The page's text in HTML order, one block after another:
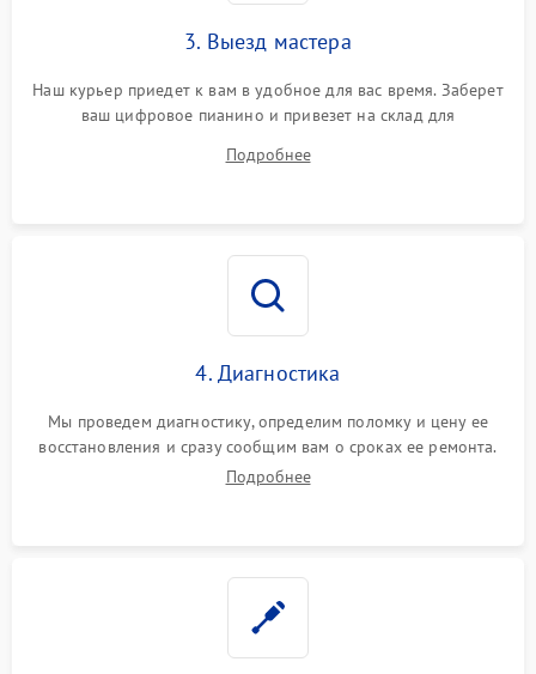
3. Выезд мастера
Наш курьер приедет к вам в удобное для вас время. Заберет
ваш цифровое пианино и привезет на склад для
Подробнее
4. Диагностика
Мы проведем диагностику, определим поломку и цену ее
восстановления и сразу сообщим вам о сроках ее ремонта.
Подробнее